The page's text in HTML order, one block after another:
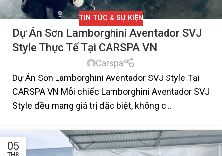
TIN TỨC & SỰ KIỆN
Dự Án Sơn Lamborghini Aventador SVJ
Style Thực Tế Tại CARSPA VN
Carspa
Dự Án Sơn Lamborghini Aventador SVJ Style Tại
CARSPA VN Mỗi chiếc Lamborghini Aventador SVJ
Style đều mang giá trị đặc biệt, không c...
05